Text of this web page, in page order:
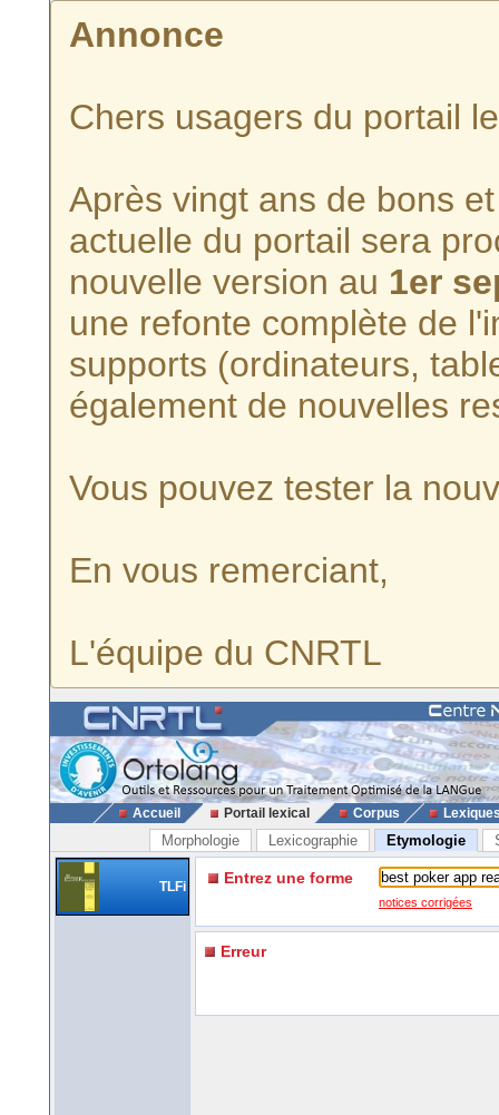
Annonce
Chers usagers du portail
Après vingt ans de bons
actuelle du portail sera
nouvelle version au 1er
une refonte complète de
supports (ordinateurs,
également de nouvelles
Vous pouvez tester la
En vous remerciant,
L'équipe du CNRTL
Accueil Portail lexical Corpus
Morphologie Lexicographie Etymologie
TLFi Entrez une forme
notices corrigées
Erreur